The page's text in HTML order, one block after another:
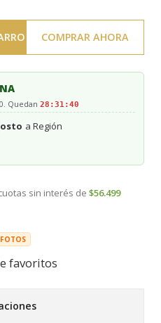
COMPRAR AHORA
Quedan 28:31:40
a Región
sin interés de $56.499
favoritos